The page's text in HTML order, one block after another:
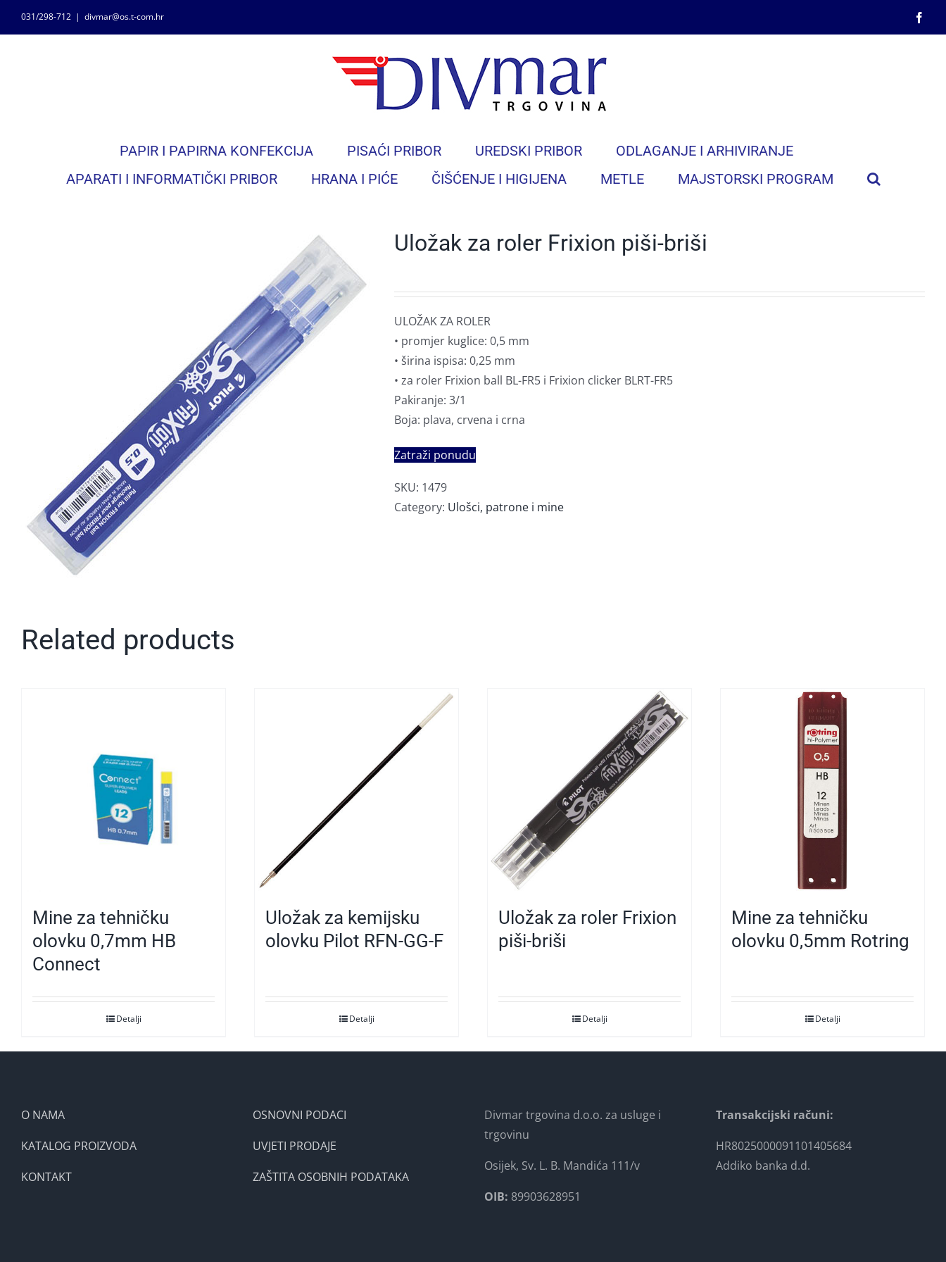
031/298-712 | divmar@os.t-com.hr
PAPIR I PAPIRNA KONFEKCIJA PISAĆI PRIBOR UREDSKI PRIBOR
ODLAGANJE I ARHIVIRANJE
APARATI I INFORMATIČKI PRIBOR
HRANA I PIĆE ČIŠĆENJE I HIGIJENA METLE MAJSTORSKI PROGRAM
Uložak za roler Frixion piši-briši
ULOŽAK ZA ROLER
• promjer kuglice: 0,5 mm
• širina ispisa: 0,25 mm
• za roler Frixion ball BL-FR5 i Frixion clicker BLRT-FR5
Pakiranje: 3/1
Boja: plava, crvena i crna
Zatraži ponudu
SKU: 1479
Category: Ulošci, patrone i mine
Related products
Mine za tehničku
olovku 0,7mm HB
Connect
Detalji
Uložak za kemijsku
olovku Pilot RFN-GG-F
Detalji
Uložak za roler Frixion
piši-briši
Detalji
Mine za tehničku
olovku 0,5mm Rotring
Detalji
O NAMA
KATALOG PROIZVODA
KONTAKT
OSNOVNI PODACI
UVJETI PRODAJE
ZAŠTITA OSOBNIH PODATAKA
Divmar trgovina d.o.o. za usluge i
trgovinu
Osijek, Sv. L. B. Mandića 111/v
OIB: 89903628951
Transakcijski računi:
HR8025000091101405684
Addiko banka d.d.